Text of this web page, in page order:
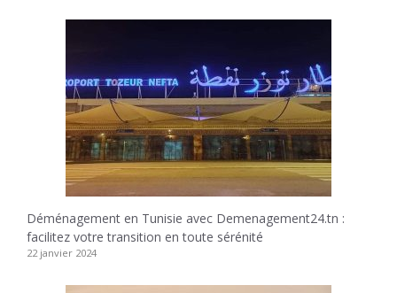
Déménagement en Tunisie avec Demenagement24.tn :
facilitez votre transition en toute sérénité
22 janvier 2024